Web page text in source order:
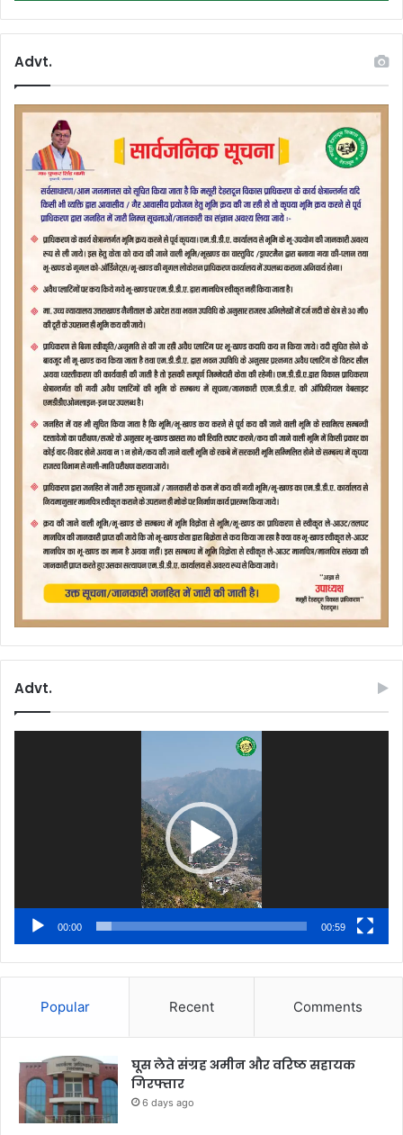
Advt.
Advt.
00:00 00:59
Popular Recent Comments
घूस लेते संग्रह अमीन और वरिष्ठ सहायक
गिरफ्तार
6 days ago